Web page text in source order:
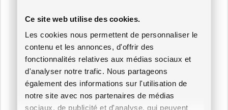
Ce site web utilise des cookies.
Les cookies nous permettent de personnaliser le
contenu et les annonces, d'offrir des
fonctionnalités relatives aux médias sociaux et
d'analyser notre trafic. Nous partageons
également des informations sur l'utilisation de
notre site avec nos partenaires de médias
sociaux, de publicité et d'analyse, qui peuvent